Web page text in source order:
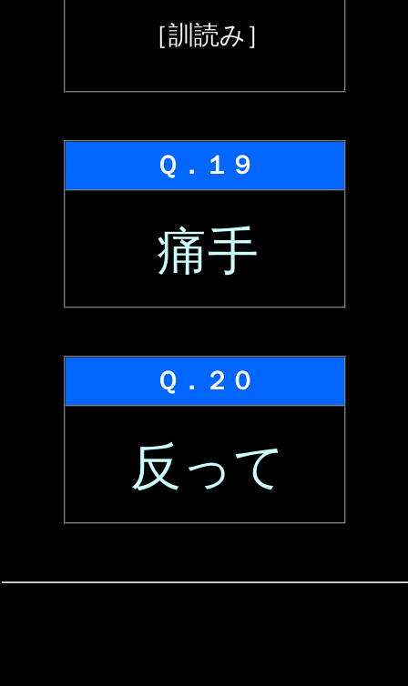
［訓読み］
Ｑ．１９
痛手
Ｑ．２０
反って